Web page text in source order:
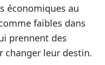
économiques au
faibles dans
prennent des
changer leur destin.